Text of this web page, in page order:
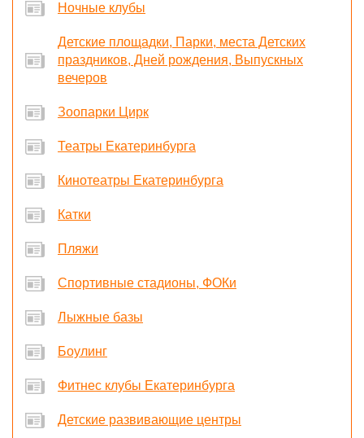
Ночные клубы
Детские площадки, Парки, места Детских
праздников, Дней рождения, Выпускных
вечеров
Зоопарки Цирк
Театры Екатеринбурга
Кинотеатры Екатеринбурга
Катки
Пляжи
Спортивные стадионы, ФОКи
Лыжные базы
Боулинг
Фитнес клубы Екатеринбурга
Детские развивающие центры